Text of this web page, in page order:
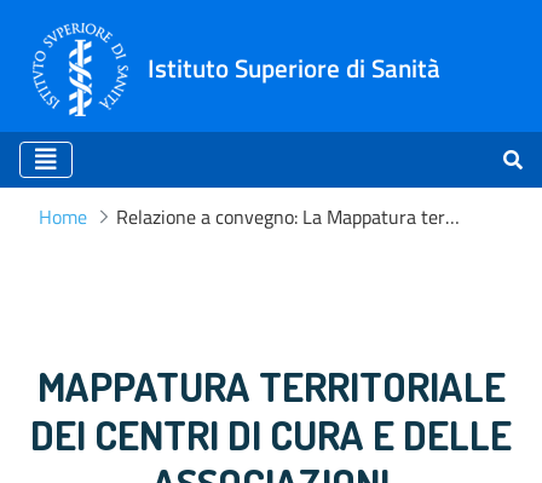
Istituto Superiore di Sanità
Home Relazione a convegno: La Mappatura territoriale dei centri dedicati ai Disturbi della Nutrizione e dell’Alimentazione - Le associazioni e i servizi di cura
MAPPATURA TERRITORIALE
DEI CENTRI DI CURA E DELLE